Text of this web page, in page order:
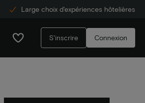
Large choix d'expériences hôtelières
S'inscrire Connexion